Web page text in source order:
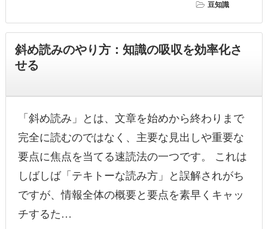
豆知識
斜め読みのやり方：知識の吸収を効率化さ
せる
「斜め読み」とは、文章を始めから終わりまで
完全に読むのではなく、主要な見出しや重要な
要点に焦点を当てる速読法の一つです。 これは
しばしば「テキトーな読み方」と誤解されがち
ですが、情報全体の概要と要点を素早くキャッ
チするた…